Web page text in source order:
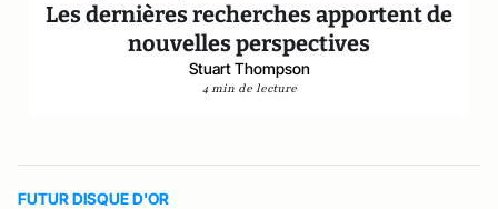
Les dernières recherches apportent de
nouvelles perspectives
Stuart Thompson
4 min de lecture
FUTUR DISQUE D'OR